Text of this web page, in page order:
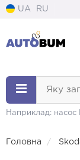
UA RU
Яку
Наприклад: насос
Головна